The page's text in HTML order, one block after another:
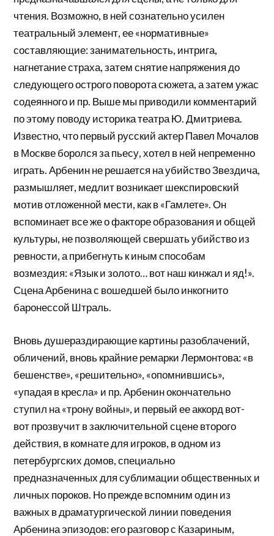
чтения. Возможно, в ней сознательно усилен
театральный элемент, ее «нормативные»
составляющие: занимательность, интрига,
нагнетание страха, затем снятие напряжения до
следующего острого поворота сюжета, а затем ужас
содеянного и пр. Выше мы приводили комментарий
по этому поводу историка театра Ю. Дмитриева.
Известно, что первый русский актер Павел Мочалов
в Москве боролся за пьесу, хотел в ней непременно
играть. Арбенин не решается на убийство Звездича,
размышляет, медлит возникает шекспировский
мотив отложенной мести, как в «Гамлете». Он
вспоминает все же о факторе образования и общей
культуры, не позволяющей свершать убийство из
ревности, а прибегнуть к иным способам
возмездия: «Язык и золото… вот наш кинжал и яд!».
Сцена Арбенина с вошедшей было инкогнито
баронессой Штраль.
Вновь душераздирающие картины разоблачений,
обличений, вновь крайние ремарки Лермонтова: «в
бешенстве», «решительно», «опомнившись»,
«упадая в кресла» и пр. Арбенин окончательно
ступил на «трону войны», и первый ее аккорд вот-
вот прозвучит в заключительной сцене второго
действия, в комнате для игроков, в одном из
петербургских домов, специально
предназначенных для сублимации общественных и
личных пороков. Но прежде вспомним один из
важных в драматургической линии поведения
Арбенина эпизодов: его разговор с Казариным,